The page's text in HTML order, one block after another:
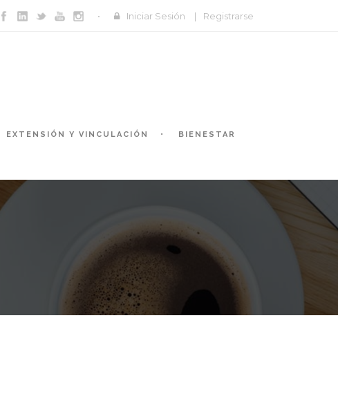
Iniciar Sesión | Registrarse
EXTENSIÓN Y VINCULACIÓN BIENESTAR